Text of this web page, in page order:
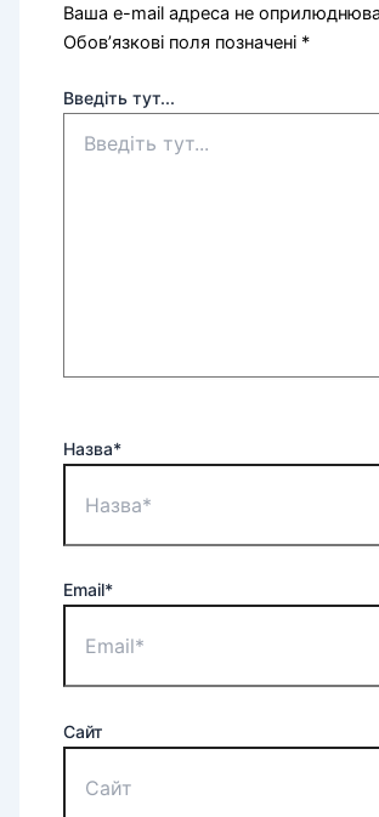
Ваша e-mail адреса не
Обов’язкові поля позначені *
Введіть тут...
Назва*
Email*
Сайт